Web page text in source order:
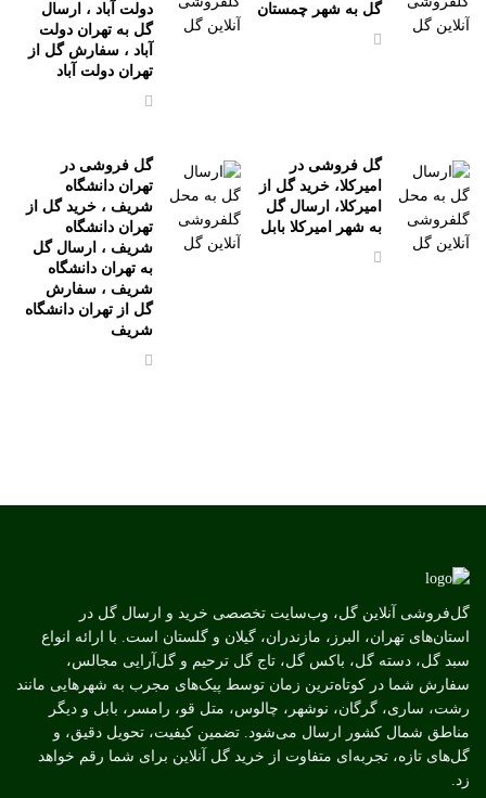
گل به شهر چمستان
دولت آباد ، ارسال
گل به تهران دولت
آباد ، سفارش گل از
تهران دولت آباد
گل فروشی در
امیرکلا، خرید گل از
امیرکلا، ارسال گل
به شهر امیرکلا بابل
گل فروشی در
تهران دانشگاه
شریف ، خرید گل از
تهران دانشگاه
شریف ، ارسال گل
به تهران دانشگاه
شریف ، سفارش
گل از تهران دانشگاه
شریف
گل‌فروشی آنلاین گل، وب‌سایت تخصصی خرید و ارسال گل در
استان‌های تهران، البرز، مازندران، گیلان و گلستان است. با ارائه انواع
سبد گل، دسته گل، باکس گل، تاج گل ترحیم و گل‌آرایی مجالس،
سفارش شما در کوتاه‌ترین زمان توسط پیک‌های مجرب به شهرهایی مانند
رشت، ساری، گرگان، نوشهر، چالوس، متل قو، رامسر، بابل و دیگر
مناطق شمال کشور ارسال می‌شود. تضمین کیفیت، تحویل دقیق، و
گل‌های تازه، تجربه‌ای متفاوت از خرید گل آنلاین برای شما رقم خواهد
زد.